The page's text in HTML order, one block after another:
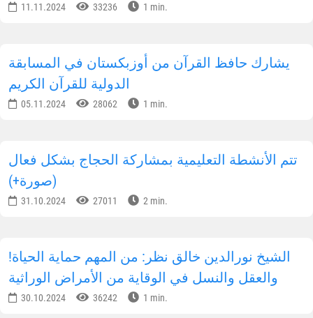
11.11.2024 33236 1 min.
يشارك حافظ القرآن من أوزبكستان في المسابقة
الدولية للقرآن الكريم
05.11.2024 28062 1 min.
تتم الأنشطة التعليمية بمشاركة الحجاج بشكل فعال
(صورة+)
31.10.2024 27011 2 min.
!الشيخ نورالدين خالق نظر: من المهم حماية الحياة
والعقل والنسل في الوقاية من الأمراض الوراثية
30.10.2024 36242 1 min.